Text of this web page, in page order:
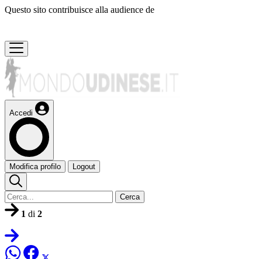
Questo sito contribuisce alla audience de
Accedi
Modifica profilo Logout
Cerca
1 di 2